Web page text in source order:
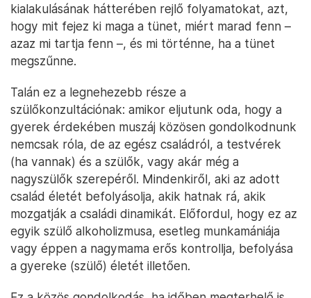
kialakulásának hátterében rejlő folyamatokat, azt,
hogy mit fejez ki maga a tünet, miért marad fenn –
azaz mi tartja fenn –, és mi történne, ha a tünet
megszűnne.
Talán ez a legnehezebb része a
szülőkonzultációnak: amikor eljutunk oda, hogy a
gyerek érdekében muszáj közösen gondolkodnunk
nemcsak róla, de az egész családról, a testvérek
(ha vannak) és a szülők, vagy akár még a
nagyszülők szerepéről. Mindenkiről, aki az adott
család életét befolyásolja, akik hatnak rá, akik
mozgatják a családi dinamikát. Előfordul, hogy ez az
egyik szülő alkoholizmusa, esetleg munkamániája
vagy éppen a nagymama erős kontrollja, befolyása
a gyereke (szülő) életét illetően.